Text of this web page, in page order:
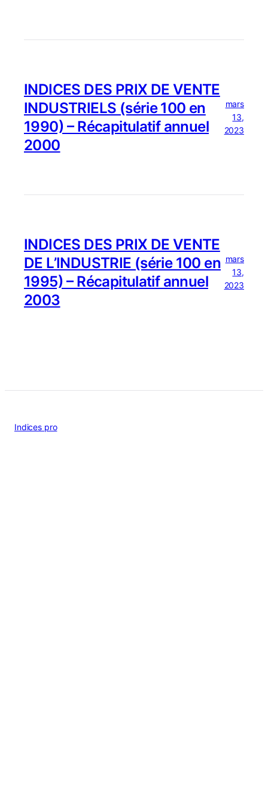
INDICES DES PRIX DE VENTE
INDUSTRIELS (série 100 en
1990) – Récapitulatif annuel
2000
mars
13,
2023
INDICES DES PRIX DE VENTE
DE L’INDUSTRIE (série 100 en
1995) – Récapitulatif annuel
2003
mars
13,
2023
Indices pro